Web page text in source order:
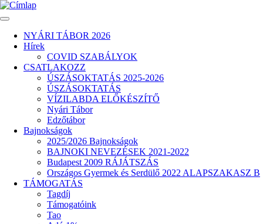
Ugrás
a
Fő
navigáció
NYÁRI TÁBOR 2026
Hírek
COVID SZABÁLYOK
CSATLAKOZZ
ÚSZÁSOKTATÁS 2025-2026
ÚSZÁSOKTATÁS
VÍZILABDA ELŐKÉSZÍTŐ
Nyári Tábor
Edzőtábor
Bajnokságok
2025/2026 Bajnokságok
BAJNOKI NEVEZÉSEK 2021-2022
Budapest 2009 RÁJÁTSZÁS
Országos Gyermek és Serdülő 2022 ALAPSZAKASZ B
TÁMOGATÁS
Tagdíj
Támogatóink
Tao